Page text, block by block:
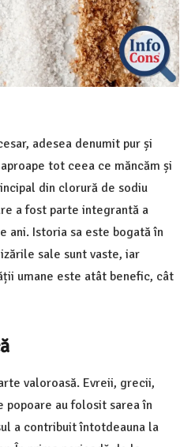
adesea denumit pur și
tot ceea ce măncăm și
din clorură de sodiu
a fost parte integrantă a
ani. Istoria sa este bogată în
sale sunt vaste, iar
umane este atât benefic, cât
valoroasă. Evreii, grecii,
popoare au folosit sarea în
a contribuit întotdeauna la